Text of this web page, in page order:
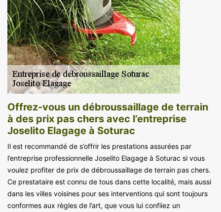
Offrez-vous un débroussaillage de terrain
à des prix pas chers avec l’entreprise
Joselito Elagage à Soturac
Il est recommandé de s’offrir les prestations assurées par
l’entreprise professionnelle Joselito Elagage à Soturac si vous
voulez profiter de prix de débroussaillage de terrain pas chers.
Ce prestataire est connu de tous dans cette localité, mais aussi
dans les villes voisines pour ses interventions qui sont toujours
conformes aux règles de l’art, que vous lui confiiez un